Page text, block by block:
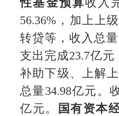
56.36%，加上上
转贷等，收入总
支出完成23.7亿元
补助下级、上解
总量34.98亿元。
亿元。
国有资本